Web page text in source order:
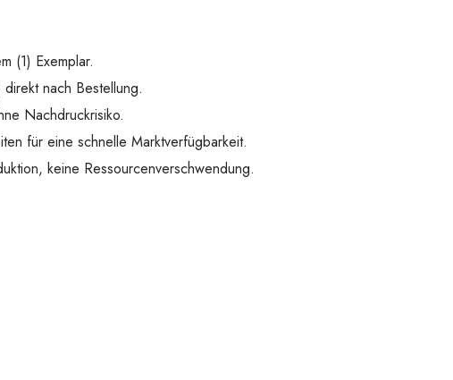
(1) Exemplar.
nach Bestellung.
Nachdruckrisiko.
für eine schnelle Marktverfügbarkeit.
keine Ressourcenverschwendung.